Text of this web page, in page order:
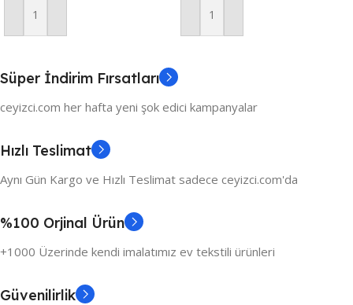
Sepete Ekle Sepete Ekle
Süper İndirim Fırsatları
ceyizci.com her hafta yeni şok edici kampanyalar
Hızlı Teslimat
Aynı Gün Kargo ve Hızlı Teslimat sadece ceyizci.com'da
%100 Orjinal Ürün
+1000 Üzerinde kendi imalatımız ev tekstili ürünleri
Güvenilirlik